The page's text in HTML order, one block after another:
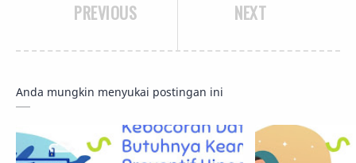
NEXT
PREVIOUS
Anda mungkin menyukai postingan ini